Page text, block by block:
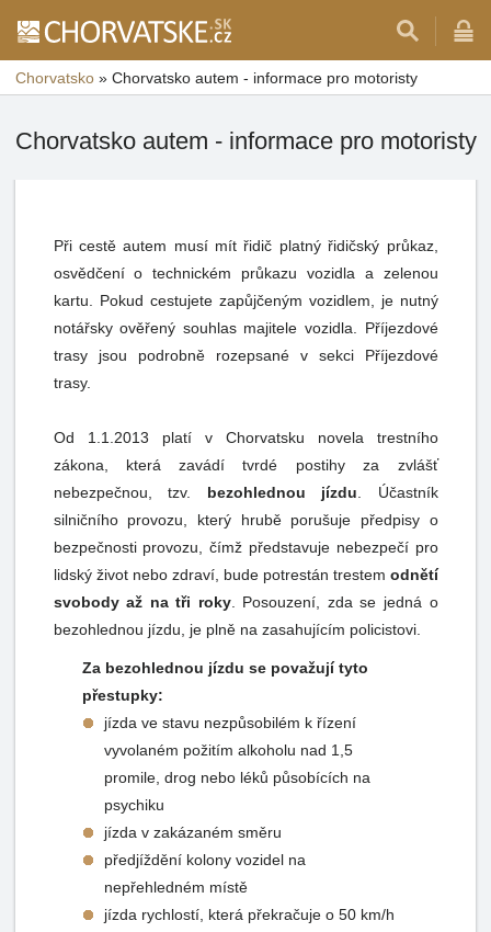
Chorvatsko » Chorvatsko autem - informace pro motoristy
Chorvatsko autem - informace pro motoristy
Při cestě autem musí mít řidič platný řidičský průkaz,
osvědčení o technickém průkazu vozidla a zelenou
kartu. Pokud cestujete zapůjčeným vozidlem, je nutný
notářsky ověřený souhlas majitele vozidla. Příjezdové
trasy jsou podrobně rozepsané v sekci Příjezdové
trasy.
Od 1.1.2013 platí v Chorvatsku novela trestního
zákona, která zavádí tvrdé postihy za zvlášť
nebezpečnou, tzv. bezohlednou jízdu . Účastník
silničního provozu, který hrubě porušuje předpisy o
bezpečnosti provozu, čímž představuje nebezpečí pro
lidský život nebo zdraví, bude potrestán trestem odnětí
svobody až na tři roky. Posouzení, zda se jedná o
bezohlednou jízdu, je plně na zasahujícím policistovi.
Za bezohlednou jízdu se považují tyto
přestupky:
jízda ve stavu nezpůsobilém k řízení
vyvolaném požitím alkoholu nad 1,5
promile, drog nebo léků působících na
psychiku
jízda v zakázaném směru
předjíždění kolony vozidel na
nepřehledném místě
jízda rychlostí, která překračuje o 50 km/h